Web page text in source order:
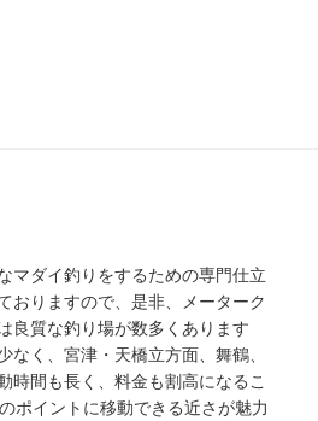
マダイ釣りをするための専門仕立
おりますので、是非、メーターク
良質な釣り場が数多くあります
く、宮津・天橋立方面、舞鶴、
時間も長く、料金も割高になるこ
ポイントに移動できる近さが魅力